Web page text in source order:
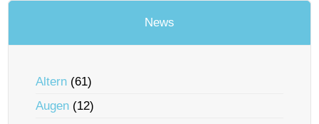
News
Altern (61)
Augen (12)